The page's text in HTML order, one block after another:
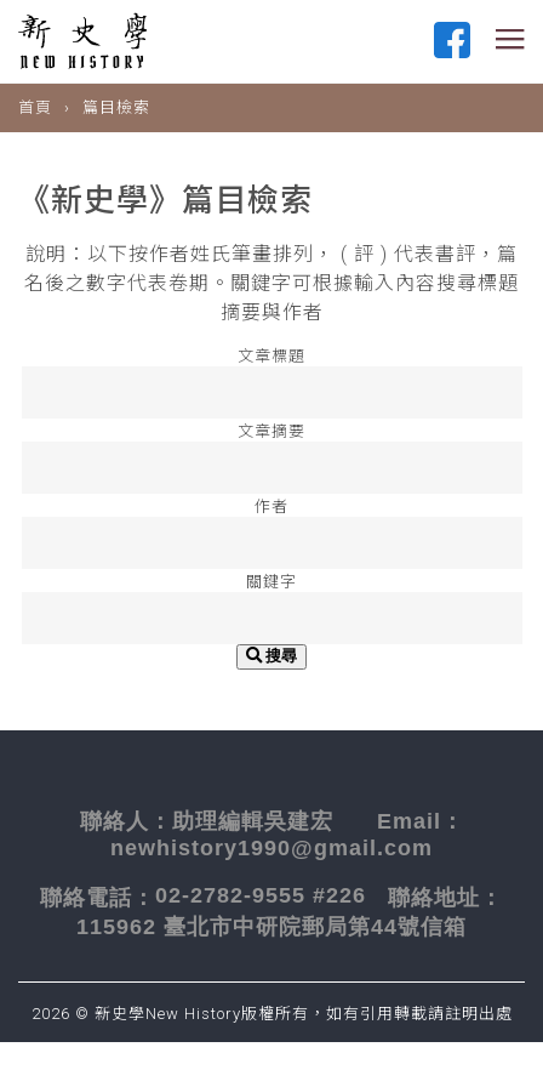
首頁 篇目檢索
《新史學》篇目檢索
說明：以下按作者姓氏筆畫排列， ( 評 ) 代表書評，篇
名後之數字代表卷期。關鍵字可根據輸入內容搜尋標題
摘要與作者
文章標題
文章摘要
作者
關鍵字
搜尋
聯絡人： 助理編輯吳建宏 Email：
newhistory1990@gmail.com
聯絡電話： 02-2782-9555 #226 聯絡地址：
115962 臺北市中研院郵局第44號信箱
2026 © 新史學New History版權所有，如有引用轉載請註明出處